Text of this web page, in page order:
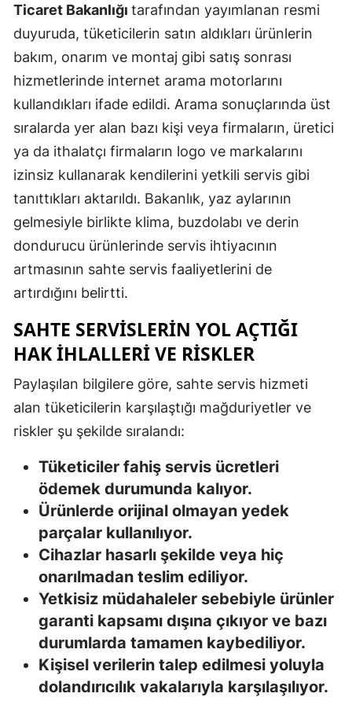
Edirne
Elazığ
Erzurum
Gaziantep
Giresun
Isparta
Kırşehir
Kocaeli
Konya
Kütahya
Ticaret Bakanlığı tarafından yayımlanan resmi
duyuruda, tüketicilerin satın aldıkları ürünlerin
bakım, onarım ve montaj gibi satış sonrası
hizmetlerinde internet arama motorlarını
kullandıkları ifade edildi. Arama sonuçlarında üst
sıralarda yer alan bazı kişi veya firmaların, üretici
ya da ithalatçı firmaların logo ve markalarını
izinsiz kullanarak kendilerini yetkili servis gibi
tanıttıkları aktarıldı. Bakanlık, yaz aylarının
gelmesiyle birlikte klima, buzdolabı ve derin
dondurucu ürünlerinde servis ihtiyacının
artmasının sahte servis faaliyetlerini de
artırdığını belirtti.
SAHTE SERVISLERIN YOL AÇTIĞI
HAK IHLALLERI VE RISKLER
Paylaşılan bilgilere göre, sahte servis hizmeti
alan tüketicilerin karşılaştığı mağduriyetler ve
riskler şu şekilde sıralandı:
Tüketiciler fahiş servis ücretleri
ödemek durumunda kalıyor.
Ürünlerde orijinal olmayan yedek
parçalar kullanılıyor.
Cihazlar hasarlı şekilde veya hiç
onarılmadan teslim ediliyor.
Yetkisiz müdahaleler sebebiyle ürünler
garanti kapsamı dışına çıkıyor ve bazı
durumlarda tamamen kaybediliyor.
Kişisel verilerin talep edilmesi yoluyla
dolandırıcılık vakalarıyla karşılaşılıyor.